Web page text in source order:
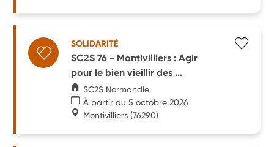
SOLIDARITÉ
SC2S 76 - Montivilliers : Agir
pour le bien vieillir des ...
SC2S Normandie
À partir du 5 octobre 2026
Montivilliers (76290)